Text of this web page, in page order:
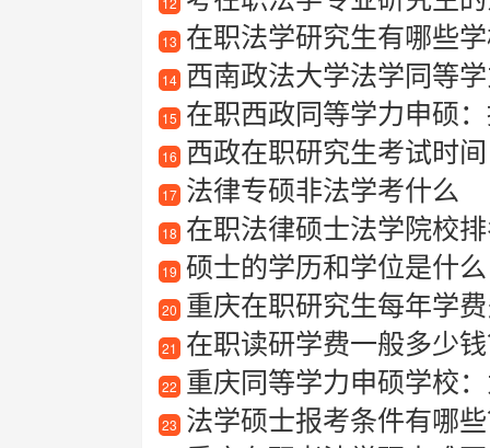
13 在职法学研究生有哪些
14 西南政法大学法学同等
15 在职西政同等学力申硕
16 西政在职研究生考试时间
17 法律专硕非法学考什么
18 在职法律硕士法学院校
19 硕士的学历和学位是什么
20 重庆在职研究生每年学
21 在职读研学费一般多少
22 重庆同等学力申硕学校
23 法学硕士报考条件有哪